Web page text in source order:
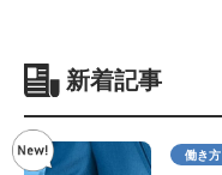
新着記事
働き方